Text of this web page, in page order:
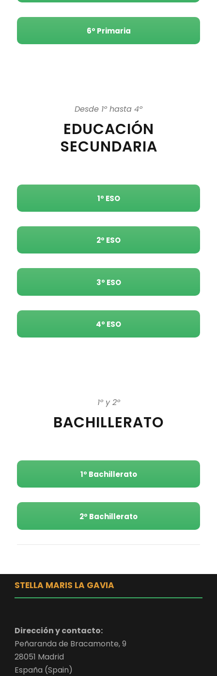
6º Primaria
Desde 1º hasta 4º
EDUCACIÓN
SECUNDARIA
1º ESO
2º ESO
3º ESO
4º ESO
1º y 2º
BACHILLERATO
1º Bachillerato
2º Bachillerato
STELLA MARIS LA GAVIA
Dirección y contacto:
Peñaranda de Bracamonte, 9
28051 Madrid
España (Spain)